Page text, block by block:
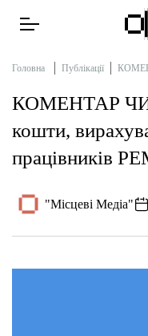
Новини
Інтерв’ю
Тексти
Головна Публікації
КОМЕНТАР
кошти,
працівників
"Місцеві Медіа"